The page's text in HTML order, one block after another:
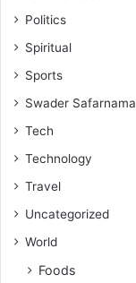
Politics
Spiritual
Sports
Swader Safarnama
Tech
Technology
Travel
Uncategorized
World
Foods